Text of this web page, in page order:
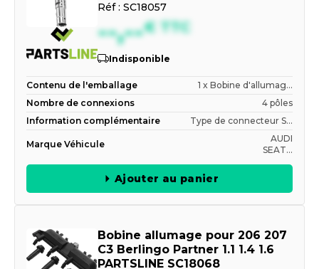
Réf : SC18057
--,--€ TTC
Indisponible
Contenu de l'emballage
1 x Bobine d'allumag...
Nombre de connexions
4 pôles
Information complémentaire
Type de connecteur S...
Marque Véhicule
AUDI
SEAT...
Ajouter au panier
Bobine allumage pour 206 207
C3 Berlingo Partner 1.1 1.4 1.6
PARTSLINE SC18068